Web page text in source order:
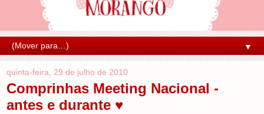
▼
quinta-feira, 29 de julho de 2010
Comprinhas Meeting Nacional -
antes e durante ♥